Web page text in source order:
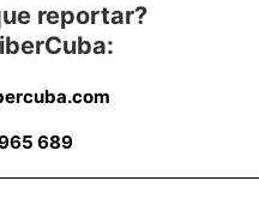
reportar?
689